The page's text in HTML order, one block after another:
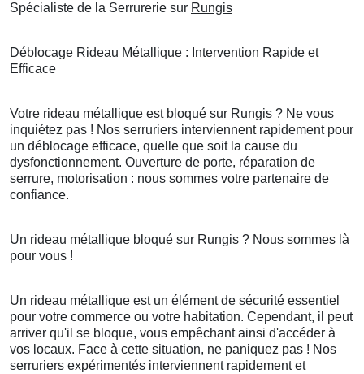
Spécialiste de la Serrurerie sur Rungis
Déblocage Rideau Métallique : Intervention Rapide et
Efficace
Votre rideau métallique est bloqué sur Rungis ? Ne vous
inquiétez pas ! Nos serruriers interviennent rapidement pour
un déblocage efficace, quelle que soit la cause du
dysfonctionnement. Ouverture de porte, réparation de
serrure, motorisation : nous sommes votre partenaire de
confiance.
Un rideau métallique bloqué sur Rungis ? Nous sommes là
pour vous !
Un rideau métallique est un élément de sécurité essentiel
pour votre commerce ou votre habitation. Cependant, il peut
arriver qu'il se bloque, vous empêchant ainsi d'accéder à
vos locaux. Face à cette situation, ne paniquez pas ! Nos
serruriers expérimentés interviennent rapidement et